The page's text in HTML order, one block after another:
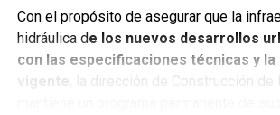
Con el propósito de asegurar que la
hidráulica de los nuevos desarrollos
con las especificaciones técnicas y la
vigente
, la dirección de Construcción de